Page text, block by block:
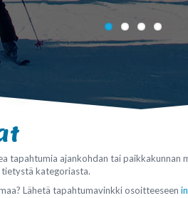
tapahtumia ajankohdan tai paikkakunnan
kategoriasta.
Lähetä tapahtumavinkki osoitteeseen